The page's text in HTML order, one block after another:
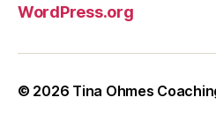
WordPress.org
© 2026 Tina Ohmes